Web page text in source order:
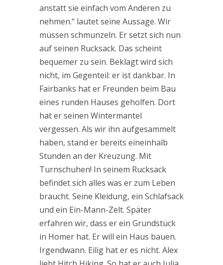
anstatt sie einfach vom Anderen zu
nehmen.“ lautet seine Aussage. Wir
müssen schmunzeln. Er setzt sich nun
auf seinen Rucksack. Das scheint
bequemer zu sein. Beklagt wird sich
nicht, im Gegenteil: er ist dankbar. In
Fairbanks hat er Freunden beim Bau
eines runden Hauses geholfen. Dort
hat er seinen Wintermantel
vergessen. Als wir ihn aufgesammelt
haben, stand er bereits eineinhalb
Stunden an der Kreuzung. Mit
Turnschuhen! In seinem Rucksack
befindet sich alles was er zum Leben
braucht. Seine Kleidung, ein Schlafsack
und ein Ein-Mann-Zelt. Später
erfahren wir, dass er ein Grundstück
in Homer hat. Er will ein Haus bauen.
Irgendwann. Eilig hat er es nicht. Alex